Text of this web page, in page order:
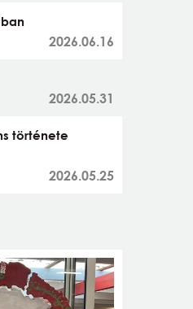
2026.06.16
2026.05.31
története
2026.05.25